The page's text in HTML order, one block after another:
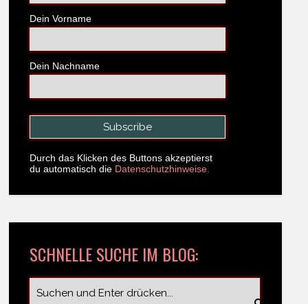
Dein Vorname
Dein Nachname
Durch das Klicken des Buttons akzeptierst
du automatisch die Datenschutzhinweise.
SCHNELLE SUCHE IM BLOG: